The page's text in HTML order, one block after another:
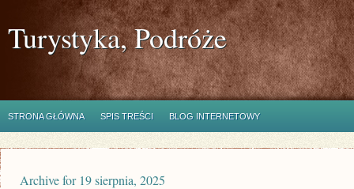
Turystyka, Podróże
STRONA GŁÓWNA SPIS TREŚCI BLOG INTERNETOWY
Archive for 19 sierpnia, 2025